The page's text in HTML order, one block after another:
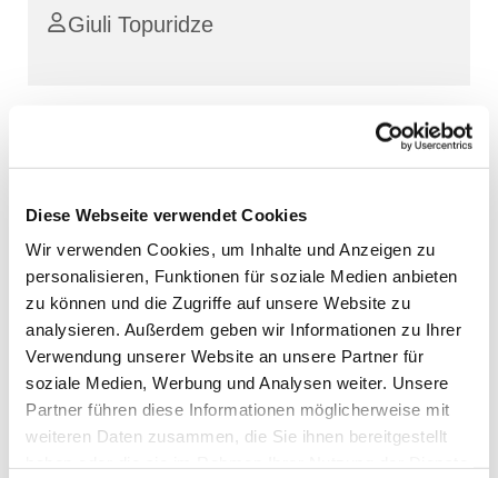
Diese Webseite verwendet Cookies
Wir verwenden Cookies, um Inhalte und Anzeigen zu
personalisieren, Funktionen für soziale Medien anbieten
zu können und die Zugriffe auf unsere Website zu
analysieren. Außerdem geben wir Informationen zu Ihrer
Verwendung unserer Website an unsere Partner für
soziale Medien, Werbung und Analysen weiter. Unsere
Partner führen diese Informationen möglicherweise mit
weiteren Daten zusammen, die Sie ihnen bereitgestellt
Giuli Topuridze